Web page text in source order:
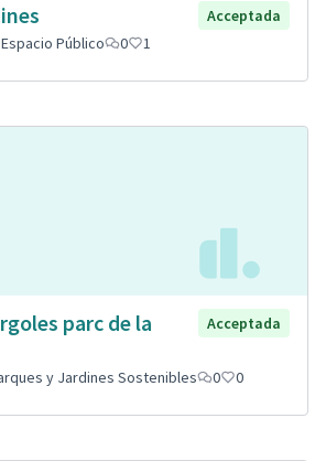
Acceptada
Espacio Público 0 1
parc de la
Acceptada
y Jardines Sostenibles 0 0